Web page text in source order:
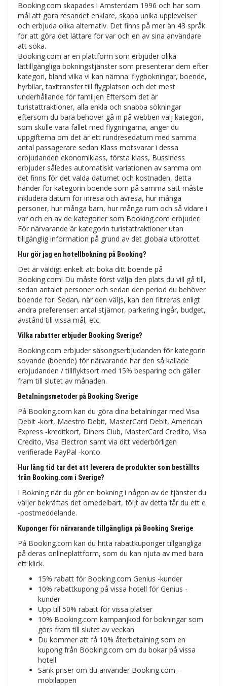
Booking.com skapades i Amsterdam 1996 och har som
mål att göra resandet enklare, skapa unika upplevelser
och erbjuda olika alternativ. Det finns på mer än 43 språk
för att göra det lättare för var och en av sina användare
att söka.
Booking.com är en plattform som erbjuder olika
lättillgängliga bokningstjänster som presenterar dem efter
kategori, bland vilka vi kan nämna: flygbokningar, boende,
hyrbilar, taxitransfer till flygplatsen och det mest
underhållande för familjen Eftersom det är
turistattraktioner, alla enkla och snabba sökningar
eftersom du bara behöver gå in på webben välj kategori,
som skulle vara fallet med flygningarna, anger du
uppgifterna om det är ett rundresedatum med samma
antal passagerare sedan Klass motsvarar i dessa
erbjudanden ekonomiklass, första klass, Bussiness
erbjuder således automatiskt variationen av samma om
det finns för det valda datumet och kostnaden, detta
händer för kategorin boende som på samma sätt måste
inkludera datum för inresa och avresa, hur många
personer, hur många barn, hur många rum och så vidare i
var och en av de kategorier som Booking.com erbjuder.
För närvarande är kategorin turistattraktioner utan
tillgänglig information på grund av det globala utbrottet.
Hur gör jag en hotellbokning på Booking?
Det är väldigt enkelt att boka ditt boende på
Booking.com! Du måste först välja den plats du vill gå till,
sedan antalet personer och sedan den period du behöver
boende för. Sedan, när den väljs, kan den filtreras enligt
andra preferenser: antal stjärnor, parkering ingår, budget,
avstånd till vissa mål, etc.
Vilka rabatter erbjuder Booking Sverige?
Booking.com erbjuder säsongserbjudanden för kategorin
sovande (boende) för närvarande har den så kallade
erbjudanden / tillflyktsort med 15% besparing och gäller
fram till slutet av månaden.
Betalningsmetoder på Booking Sverige
På Booking.com kan du göra dina betalningar med Visa
Debit -kort, Maestro Debit, MasterCard Debit, American
Express -kreditkort, Diners Club, MasterCard Credito, Visa
Credito, Visa Electron samt via ditt vederbörligen
verifierade PayPal -konto.
Hur lång tid tar det att leverera de produkter som beställts
från Booking.com i Sverige?
I Bokning när du gör en bokning i någon av de tjänster du
väljer bekräftas det omedelbart, följt av detta får du ett e
-postmeddelande.
Kuponger för närvarande tillgängliga på Booking Sverige
På Booking.com kan du hitta rabattkuponger tillgängliga
på deras onlineplattform, som du kan njuta av med bara
ett klick.
15% rabatt för Booking.com Genius -kunder
10% rabattkupong på vissa hotell för Genius -
kunder
Upp till 50% rabatt för vissa platser
10% Booking.com kampanjkod för bokningar som
görs fram till slutet av veckan
Du kommer att få 10% återbetalning som en
kupong från Booking.com om du bokar på vissa
hotell
Sänk priser om du använder Booking.com -
mobilappen